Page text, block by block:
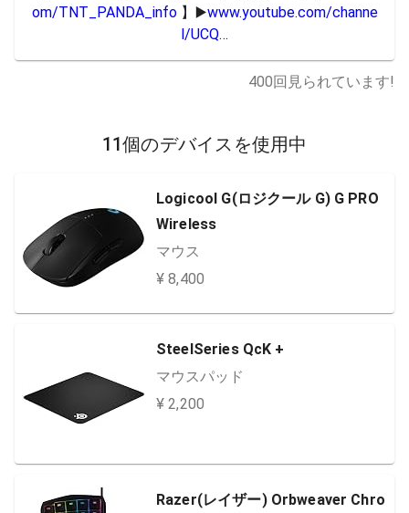
om/TNT_PANDA_info 】▶️www.youtube.com/channe
l/UCQ…
400回見られています!
11個のデバイスを使用中
Logicool G(ロジクール G) G PRO
Wireless
マウス
¥ 8,400
SteelSeries QcK +
マウスパッド
¥ 2,200
Razer(レイザー) Orbweaver Chro